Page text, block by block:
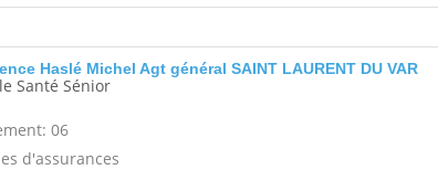
Haslé Michel Agt général SAINT LAURENT DU VAR
Santé Sénior
06
d'assurances